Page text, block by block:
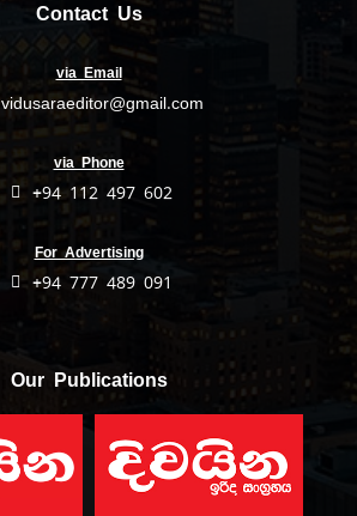
Contact Us
via Email
vidusaraeditor@gmail.com
via Phone
+94 112 497 602
For Advertising
+94 777 489 091
Our Publications